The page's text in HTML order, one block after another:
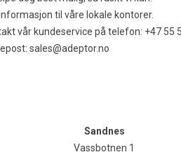
til våre lokale kontorer.
vår kundeservice på telefon: +47 55
sales@adeptor.no
Sandnes
Vassbotnen 1